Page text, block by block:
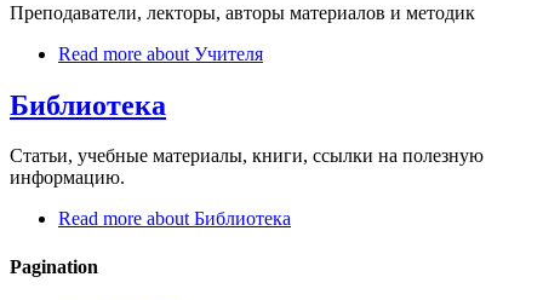
Преподаватели, лекторы, авторы материалов и методик
Read more about Учителя
Библиотека
Статьи, учебные материалы, книги, ссылки на полезную
информацию.
Read more about Библиотека
Pagination